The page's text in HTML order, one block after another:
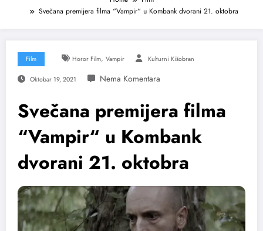
Svečana premijera filma “Vampir“ u Kombank dvorani 21. oktobra
Film Horor Film, Vampir Kulturni Kišobran
Oktobar 19, 2021
Svečana premijera filma
“Vampir“ u Kombank
dvorani 21. oktobra